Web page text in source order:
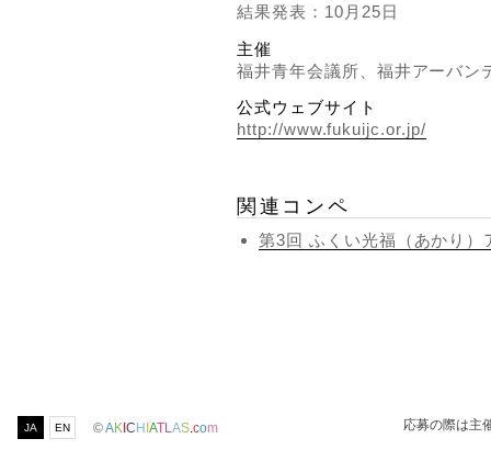
結果発表：10月25日
主催
福井青年会議所、福井アーバン
公式ウェブサイト
http://www.fukuijc.or.jp/
関連コンペ
第3回 ふくい光福（あかり）
JA EN ©AK C H ATLAS.com 応募の際は主